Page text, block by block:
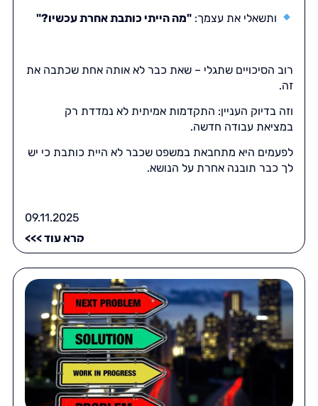
ותשאלי את עצמך: "מה הייתי כותבת אחרת עכשיו?"
רוב הסיכויים שתגלי – שאת כבר לא אותה אחת שכתבה את
זה.
וזה בדיוק העניין: התקדמות אמיתית לא נמדדת רק
במציאת עבודה חדשה.
לפעמים היא מתחבאת במשפט שכבר לא היית כותבת כי יש
לך כבר תובנה אחרת על הנושא.
09.11.2025
קרא עוד >>>